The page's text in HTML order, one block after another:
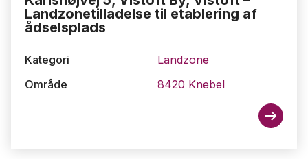
Landzonetilladelse til etablering af
ådselsplads
Kategori
Landzone
Område
8420 Knebel